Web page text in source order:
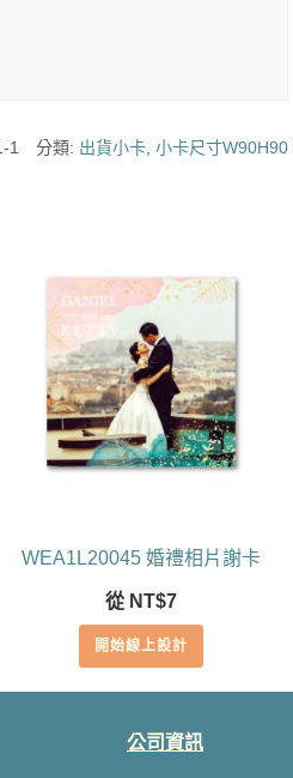
1 分類: 出貨小卡 ,小卡尺寸W90H90
WEA1L20045 婚禮相片謝卡
從 NT$7
開始線上設計
公司資訊